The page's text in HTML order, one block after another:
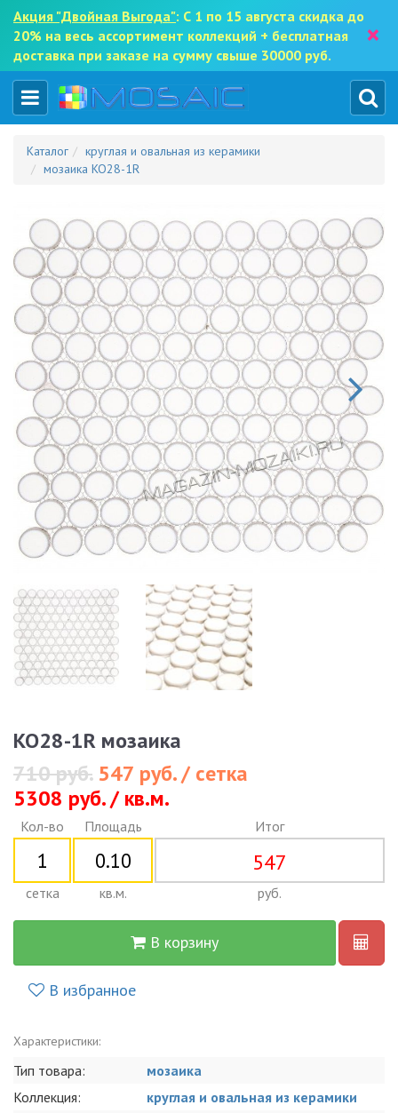
Акция "Двойная Выгода": С 1 по 15 августа скидка до
20% на весь ассортимент коллекций + бесплатная
доставка при заказе на сумму свыше 30000 руб.
×
Каталог
круглая и овальная из керамики
мозаика KO28-1R
KO28-1R мозаика
710 руб.547 руб. / сетка
5308 руб. / кв.м.
Кол-во
сетка
Площадь
кв.м.
Итог
547
руб.
В корзину
В избранное
Характеристики:
Тип товара:
мозаика
Коллекция:
круглая и овальная из керамики